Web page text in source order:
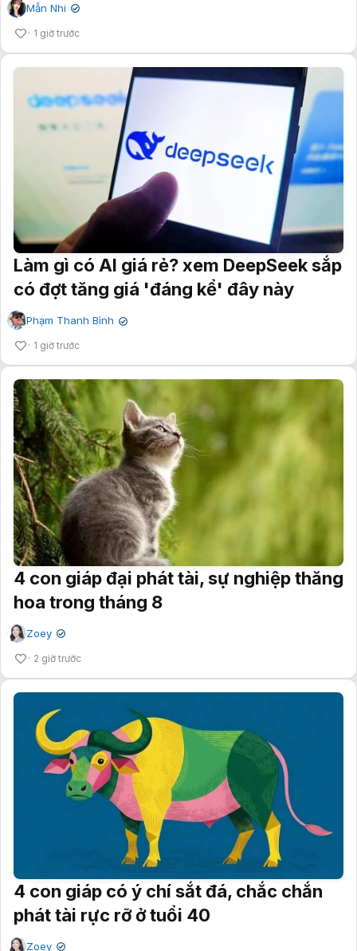
Mẫn Nhi ✔
1 giờ trước
Làm gì có AI giá rẻ? xem DeepSeek sắp
có đợt tăng giá 'đáng kể' đây này
Phạm Thanh Bình ✔
1 giờ trước
4 con giáp đại phát tài, sự nghiệp thăng
hoa trong tháng 8
Zoey ✔
2 giờ trước
4 con giáp có ý chí sắt đá, chắc chắn
phát tài rực rỡ ở tuổi 40
Zoey ✔